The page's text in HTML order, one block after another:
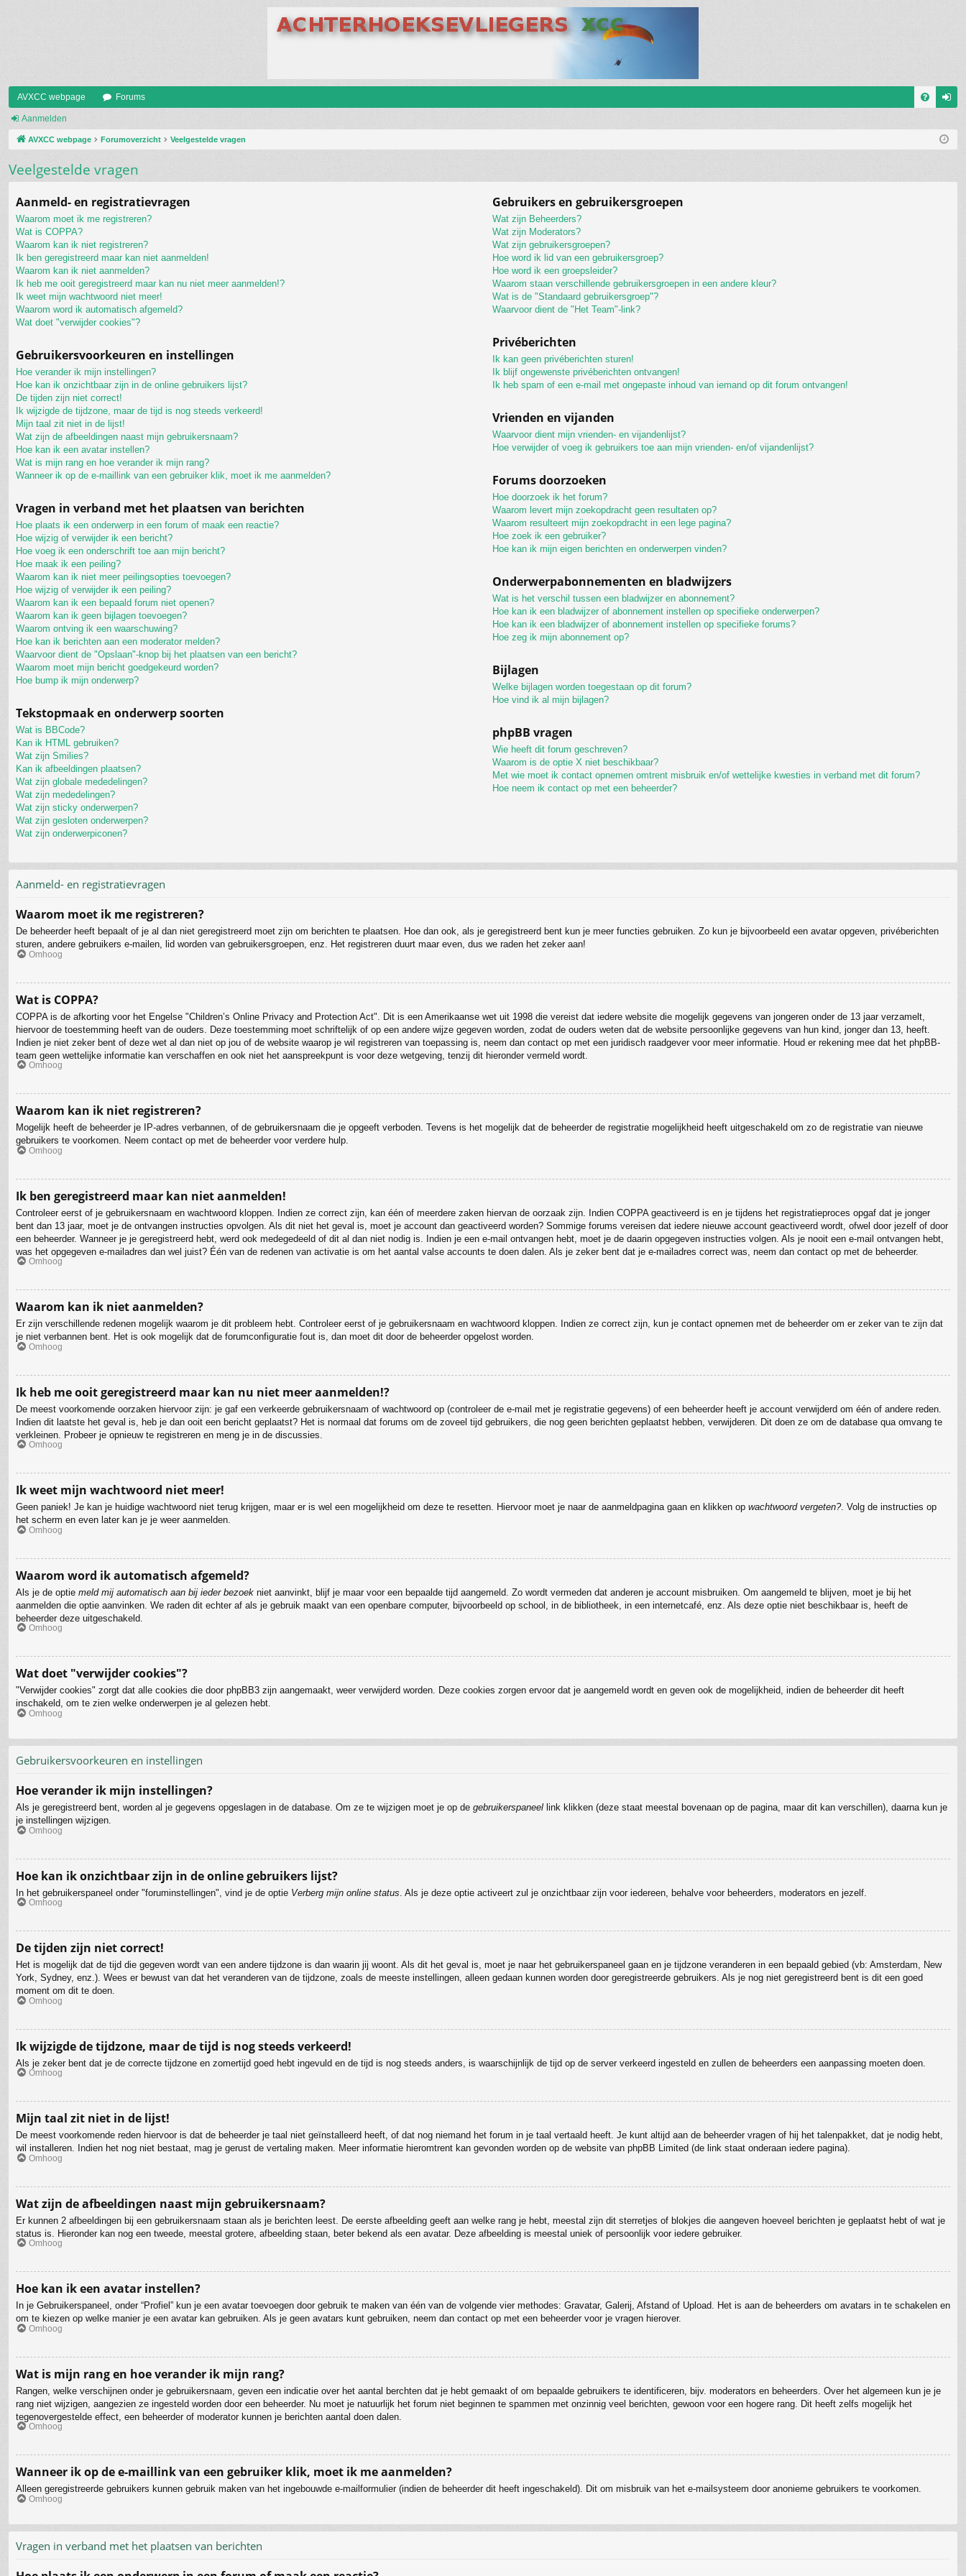
AVXCC webpage Forums
m
de
Aanmelden
AVXCC webpage Forumoverzicht Veelgestelde vragen
Veelgestelde vragen
Aanmeld- en registratievragen
Waarom moet ik me registreren?
Wat is COPPA?
Waarom kan ik niet registreren?
Ik ben geregistreerd maar kan niet aanmelden!
Waarom kan ik niet aanmelden?
Ik heb me ooit geregistreerd maar kan nu niet meer aanmelden!?
Ik weet mijn wachtwoord niet meer!
Waarom word ik automatisch afgemeld?
Wat doet "verwijder cookies"?
Gebruikersvoorkeuren en instellingen
Hoe verander ik mijn instellingen?
Hoe kan ik onzichtbaar zijn in de online gebruikers lijst?
De tijden zijn niet correct!
Ik wijzigde de tijdzone, maar de tijd is nog steeds verkeerd!
Mijn taal zit niet in de lijst!
Wat zijn de afbeeldingen naast mijn gebruikersnaam?
Hoe kan ik een avatar instellen?
Wat is mijn rang en hoe verander ik mijn rang?
Wanneer ik op de e-maillink van een gebruiker klik, moet ik me aanmelden?
Vragen in verband met het plaatsen van berichten
Hoe plaats ik een onderwerp in een forum of maak een reactie?
Hoe wijzig of verwijder ik een bericht?
Hoe voeg ik een onderschrift toe aan mijn bericht?
Hoe maak ik een peiling?
Waarom kan ik niet meer peilingsopties toevoegen?
Hoe wijzig of verwijder ik een peiling?
Waarom kan ik een bepaald forum niet openen?
Waarom kan ik geen bijlagen toevoegen?
Waarom ontving ik een waarschuwing?
Hoe kan ik berichten aan een moderator melden?
Waarvoor dient de "Opslaan"-knop bij het plaatsen van een bericht?
Waarom moet mijn bericht goedgekeurd worden?
Hoe bump ik mijn onderwerp?
Tekstopmaak en onderwerp soorten
Wat is BBCode?
Kan ik HTML gebruiken?
Wat zijn Smilies?
Kan ik afbeeldingen plaatsen?
Wat zijn globale mededelingen?
Wat zijn mededelingen?
Wat zijn sticky onderwerpen?
Wat zijn gesloten onderwerpen?
Wat zijn onderwerpiconen?
Gebruikers en gebruikersgroepen
Wat zijn Beheerders?
Wat zijn Moderators?
Wat zijn gebruikersgroepen?
Hoe word ik lid van een gebruikersgroep?
Hoe word ik een groepsleider?
Waarom staan verschillende gebruikersgroepen in een andere kleur?
Wat is de "Standaard gebruikersgroep"?
Waarvoor dient de "Het Team"-link?
Privéberichten
Ik kan geen privéberichten sturen!
Ik blijf ongewenste privéberichten ontvangen!
Ik heb spam of een e-mail met ongepaste inhoud van iemand op dit forum ontvangen!
Vrienden en vijanden
Waarvoor dient mijn vrienden- en vijandenlijst?
Hoe verwijder of voeg ik gebruikers toe aan mijn vrienden- en/of vijandenlijst?
Forums doorzoeken
Hoe doorzoek ik het forum?
Waarom levert mijn zoekopdracht geen resultaten op?
Waarom resulteert mijn zoekopdracht in een lege pagina?
Hoe zoek ik een gebruiker?
Hoe kan ik mijn eigen berichten en onderwerpen vinden?
Onderwerpabonnementen en bladwijzers
Wat is het verschil tussen een bladwijzer en abonnement?
Hoe kan ik een bladwijzer of abonnement instellen op specifieke onderwerpen?
Hoe kan ik een bladwijzer of abonnement instellen op specifieke forums?
Hoe zeg ik mijn abonnement op?
Bijlagen
Welke bijlagen worden toegestaan op dit forum?
Hoe vind ik al mijn bijlagen?
phpBB vragen
Wie heeft dit forum geschreven?
Waarom is de optie X niet beschikbaar?
Met wie moet ik contact opnemen omtrent misbruik en/of wettelijke kwesties in verband met dit forum?
Hoe neem ik contact op met een beheerder?
Aanmeld- en registratievragen
Waarom moet ik me registreren?
De beheerder heeft bepaalt of je al dan niet geregistreerd moet zijn om berichten te plaatsen. Hoe dan ook, als je geregistreerd bent kun je meer functies gebruiken. Zo kun je bijvoorbeeld een avatar opgeven, privéberichten
sturen, andere gebruikers e-mailen, lid worden van gebruikersgroepen, enz. Het registreren duurt maar even, dus we raden het zeker aan!
Omhoog
Wat is COPPA?
COPPA is de afkorting voor het Engelse "Children’s Online Privacy and Protection Act". Dit is een Amerikaanse wet uit 1998 die vereist dat iedere website die mogelijk gegevens van jongeren onder de 13 jaar verzamelt,
hiervoor de toestemming heeft van de ouders. Deze toestemming moet schriftelijk of op een andere wijze gegeven worden, zodat de ouders weten dat de website persoonlijke gegevens van hun kind, jonger dan 13, heeft.
Indien je niet zeker bent of deze wet al dan niet op jou of de website waarop je wil registreren van toepassing is, neem dan contact op met een juridisch raadgever voor meer informatie. Houd er rekening mee dat het phpBB-
team geen wettelijke informatie kan verschaffen en ook niet het aanspreekpunt is voor deze wetgeving, tenzij dit hieronder vermeld wordt.
Omhoog
Waarom kan ik niet registreren?
Mogelijk heeft de beheerder je IP-adres verbannen, of de gebruikersnaam die je opgeeft verboden. Tevens is het mogelijk dat de beheerder de registratie mogelijkheid heeft uitgeschakeld om zo de registratie van nieuwe
gebruikers te voorkomen. Neem contact op met de beheerder voor verdere hulp.
Omhoog
Ik ben geregistreerd maar kan niet aanmelden!
Controleer eerst of je gebruikersnaam en wachtwoord kloppen. Indien ze correct zijn, kan één of meerdere zaken hiervan de oorzaak zijn. Indien COPPA geactiveerd is en je tijdens het registratieproces opgaf dat je jonger
bent dan 13 jaar, moet je de ontvangen instructies opvolgen. Als dit niet het geval is, moet je account dan geactiveerd worden? Sommige forums vereisen dat iedere nieuwe account geactiveerd wordt, ofwel door jezelf of door
een beheerder. Wanneer je je geregistreerd hebt, werd ook medegedeeld of dit al dan niet nodig is. Indien je een e-mail ontvangen hebt, moet je de daarin opgegeven instructies volgen. Als je nooit een e-mail ontvangen hebt,
was het opgegeven e-mailadres dan wel juist? Één van de redenen van activatie is om het aantal valse accounts te doen dalen. Als je zeker bent dat je e-mailadres correct was, neem dan contact op met de beheerder.
Omhoog
Waarom kan ik niet aanmelden?
Er zijn verschillende redenen mogelijk waarom je dit probleem hebt. Controleer eerst of je gebruikersnaam en wachtwoord kloppen. Indien ze correct zijn, kun je contact opnemen met de beheerder om er zeker van te zijn dat
je niet verbannen bent. Het is ook mogelijk dat de forumconfiguratie fout is, dan moet dit door de beheerder opgelost worden.
Omhoog
Ik heb me ooit geregistreerd maar kan nu niet meer aanmelden!?
De meest voorkomende oorzaken hiervoor zijn: je gaf een verkeerde gebruikersnaam of wachtwoord op (controleer de e-mail met je registratie gegevens) of een beheerder heeft je account verwijderd om één of andere reden.
Indien dit laatste het geval is, heb je dan ooit een bericht geplaatst? Het is normaal dat forums om de zoveel tijd gebruikers, die nog geen berichten geplaatst hebben, verwijderen. Dit doen ze om de database qua omvang te
verkleinen. Probeer je opnieuw te registreren en meng je in de discussies.
Omhoog
Ik weet mijn wachtwoord niet meer!
Geen paniek! Je kan je huidige wachtwoord niet terug krijgen, maar er is wel een mogelijkheid om deze te resetten. Hiervoor moet je naar de aanmeldpagina gaan en klikken op wachtwoord vergeten?. Volg de instructies op
het scherm en even later kan je je weer aanmelden.
Omhoog
Waarom word ik automatisch afgemeld?
Als je de optie meld mij automatisch aan bij ieder bezoek niet aanvinkt, blijf je maar voor een bepaalde tijd aangemeld. Zo wordt vermeden dat anderen je account misbruiken. Om aangemeld te blijven, moet je bij het
aanmelden die optie aanvinken. We raden dit echter af als je gebruik maakt van een openbare computer, bijvoorbeeld op school, in de bibliotheek, in een internetcafé, enz. Als deze optie niet beschikbaar is, heeft de
beheerder deze uitgeschakeld.
Omhoog
Wat doet "verwijder cookies"?
"Verwijder cookies" zorgt dat alle cookies die door phpBB3 zijn aangemaakt, weer verwijderd worden. Deze cookies zorgen ervoor dat je aangemeld wordt en geven ook de mogelijkheid, indien de beheerder dit heeft
inschakeld, om te zien welke onderwerpen je al gelezen hebt.
Omhoog
Gebruikersvoorkeuren en instellingen
Hoe verander ik mijn instellingen?
Als je geregistreerd bent, worden al je gegevens opgeslagen in de database. Om ze te wijzigen moet je op de gebruikerspaneel link klikken (deze staat meestal bovenaan op de pagina, maar dit kan verschillen), daarna kun je
je instellingen wijzigen.
Omhoog
Hoe kan ik onzichtbaar zijn in de online gebruikers lijst?
In het gebruikerspaneel onder "foruminstellingen", vind je de optie Verberg mijn online status . Als je deze optie activeert zul je onzichtbaar zijn voor iedereen, behalve voor beheerders, moderators en jezelf.
Omhoog
De tijden zijn niet correct!
Het is mogelijk dat de tijd die gegeven wordt van een andere tijdzone is dan waarin jij woont. Als dit het geval is, moet je naar het gebruikerspaneel gaan en je tijdzone veranderen in een bepaald gebied (vb: Amsterdam, New
York, Sydney, enz.). Wees er bewust van dat het veranderen van de tijdzone, zoals de meeste instellingen, alleen gedaan kunnen worden door geregistreerde gebruikers. Als je nog niet geregistreerd bent is dit een goed
moment om dit te doen.
Omhoog
Ik wijzigde de tijdzone, maar de tijd is nog steeds verkeerd!
Als je zeker bent dat je de correcte tijdzone en zomertijd goed hebt ingevuld en de tijd is nog steeds anders, is waarschijnlijk de tijd op de server verkeerd ingesteld en zullen de beheerders een aanpassing moeten doen.
Omhoog
Mijn taal zit niet in de lijst!
De meest voorkomende reden hiervoor is dat de beheerder je taal niet geïnstalleerd heeft, of dat nog niemand het forum in je taal vertaald heeft. Je kunt altijd aan de beheerder vragen of hij het talenpakket, dat je nodig hebt,
wil installeren. Indien het nog niet bestaat, mag je gerust de vertaling maken. Meer informatie hieromtrent kan gevonden worden op de website van phpBB Limited (de link staat onderaan iedere pagina).
Omhoog
Wat zijn de afbeeldingen naast mijn gebruikersnaam?
Er kunnen 2 afbeeldingen bij een gebruikersnaam staan als je berichten leest. De eerste afbeelding geeft aan welke rang je hebt, meestal zijn dit sterretjes of blokjes die aangeven hoeveel berichten je geplaatst hebt of wat je
status is. Hieronder kan nog een tweede, meestal grotere, afbeelding staan, beter bekend als een avatar. Deze afbeelding is meestal uniek of persoonlijk voor iedere gebruiker.
Omhoog
Hoe kan ik een avatar instellen?
In je Gebruikerspaneel, onder “Profiel” kun je een avatar toevoegen door gebruik te maken van één van de volgende vier methodes: Gravatar, Galerij, Afstand of Upload. Het is aan de beheerders om avatars in te schakelen en
om te kiezen op welke manier je een avatar kan gebruiken. Als je geen avatars kunt gebruiken, neem dan contact op met een beheerder voor je vragen hierover.
Omhoog
Wat is mijn rang en hoe verander ik mijn rang?
Rangen, welke verschijnen onder je gebruikersnaam, geven een indicatie over het aantal berchten dat je hebt gemaakt of om bepaalde gebruikers te identificeren, bijv. moderators en beheerders. Over het algemeen kun je je
rang niet wijzigen, aangezien ze ingesteld worden door een beheerder. Nu moet je natuurlijk het forum niet beginnen te spammen met onzinnig veel berichten, gewoon voor een hogere rang. Dit heeft zelfs mogelijk het
tegenovergestelde effect, een beheerder of moderator kunnen je berichten aantal doen dalen.
Omhoog
Wanneer ik op de e-maillink van een gebruiker klik, moet ik me aanmelden?
Alleen geregistreerde gebruikers kunnen gebruik maken van het ingebouwde e-mailformulier (indien de beheerder dit heeft ingeschakeld). Dit om misbruik van het e-mailsysteem door anonieme gebruikers te voorkomen.
Omhoog
Vragen in verband met het plaatsen van berichten